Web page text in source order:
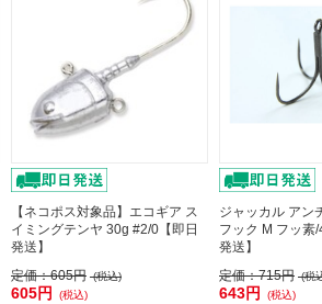
【ネコポス対象品】エコギア ス
イミングテンヤ 30g #2/0【即日
発送】
定価：605円 (税込)
605円 (税込)
ジャッカル アン
フック M フッ素
発送】
定価：715円 (税
643円 (税込)